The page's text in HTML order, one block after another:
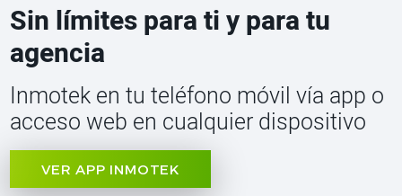
Sin límites para ti y para tu
agencia
Inmotek en tu teléfono móvil vía app o
acceso web en cualquier dispositivo
VER APP INMOTEK